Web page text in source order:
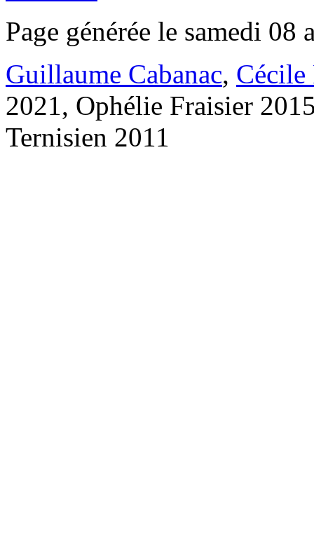
Page générée le samedi
Guillaume Cabanac, Cécile
2021, Ophélie Fraisier
Ternisien 2011